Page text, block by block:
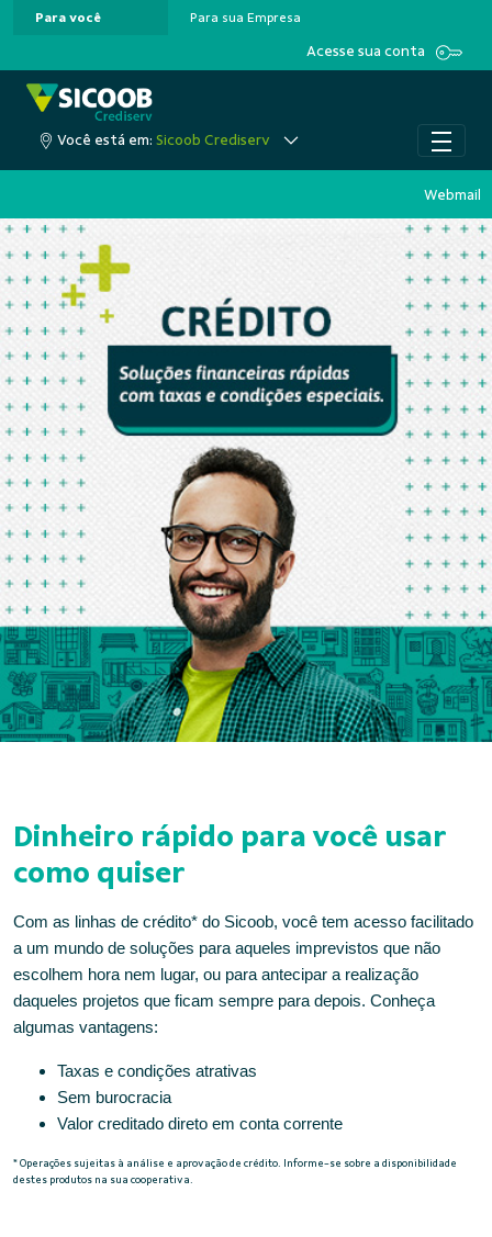
Pular para o Conteúdo principal
Para você Para sua Empresa
Acesse sua conta
Você está em: Sicoob Crediserv
Webmail
Dinheiro rápido para você usar
como quiser
Com as linhas de crédito* do Sicoob, você tem acesso facilitado
a um mundo de soluções para aqueles imprevistos que não
escolhem hora nem lugar, ou para antecipar a realização
daqueles projetos que ficam sempre para depois. Conheça
algumas vantagens:
Taxas e condições atrativas
Sem burocracia
Valor creditado direto em conta corrente
* Operações sujeitas à análise e aprovação de crédito. Informe-se sobre a disponibilidade
destes produtos na sua cooperativa.